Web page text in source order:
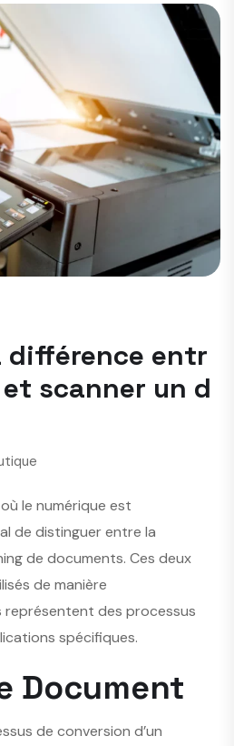
différence entr
scanner un d
le numérique est
de distinguer entre la
de documents. Ces deux
de manière
représentent des processus
spécifiques.
Document
de conversion d’un